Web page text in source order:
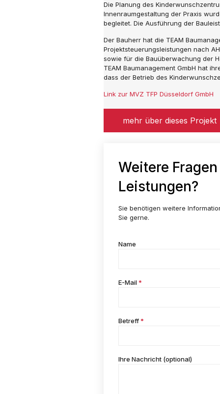
Die Planung des
Innenraumgestaltung der Praxis
begleitet. Die Ausführung der
Der Bauherr hat die TEAM
Projektsteuerungsleistungen nach
sowie für die Bauüberwachung der
TEAM Baumanagement GmbH hat
dass der Betrieb des
Link zur MVZ TFP Düsseldorf GmbH
mehr über dieses Projekt
Weitere
Leistungen?
Sie benötigen weitere
Sie gerne.
Name
E-Mail*
Betreff*
Ihre Nachricht (optional)